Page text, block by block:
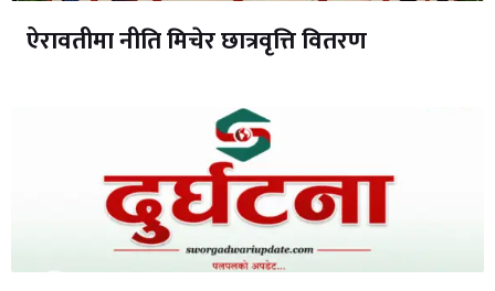
ऐरावतीमा नीति मिचेर छात्रवृत्ति वितरण